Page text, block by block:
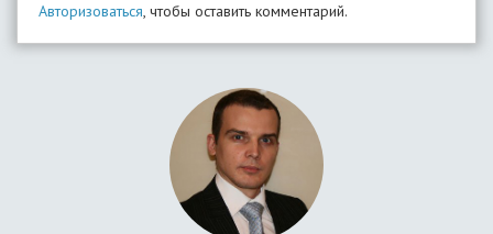
Авторизоваться, чтобы оставить комментарий.